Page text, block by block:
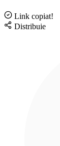
Link copiat!
Distribuie